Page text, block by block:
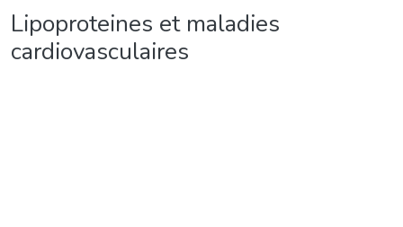
Lipoproteines et maladies
cardiovasculaires